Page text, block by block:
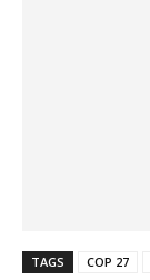
TAGS COP 27